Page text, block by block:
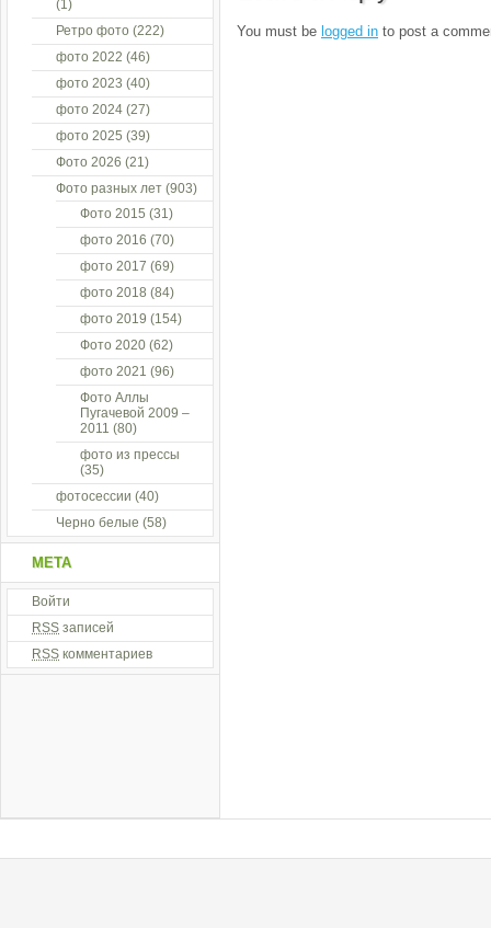
You must be logged in to post a
(1)
Ретро фото (222)
фото 2022 (46)
фото 2023 (40)
фото 2024 (27)
фото 2025 (39)
Фото 2026 (21)
Фото разных лет (903)
Фото 2015 (31)
фото 2016 (70)
фото 2017 (69)
фото 2018 (84)
фото 2019 (154)
Фото 2020 (62)
фото 2021 (96)
Фото Аллы
Пугачевой 2009 –
2011 (80)
фото из прессы
(35)
фотосессии (40)
Черно белые (58)
МЕТА
Войти
RSS записей
RSS комментариев